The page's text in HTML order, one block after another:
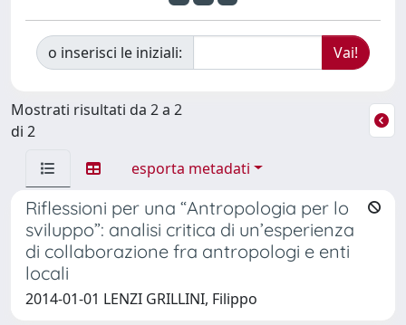
o inserisci le iniziali:
Mostrati risultati da 2 a 2
di 2
esporta metadati
Riflessioni per una “Antropologia per lo
sviluppo”: analisi critica di un’esperienza
di collaborazione fra antropologi e enti
locali
2014-01-01 LENZI GRILLINI, Filippo